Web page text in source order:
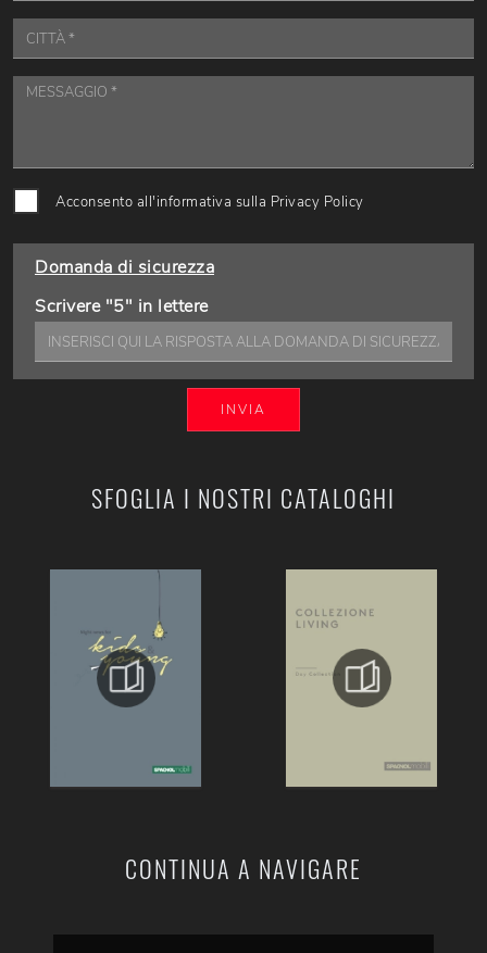
SFOGLIA I NOSTRI CATALOGHI
CONTINUA A NAVIGARE
Acconsento all'informativa sulla Privacy Policy
Domanda di sicurezza
Scrivere "5" in lettere
INVIA